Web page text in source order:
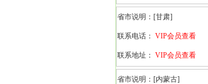
省市说明： [甘肃]
联系电话： VIP会员查看
联系地址： VIP会员查看
省市说明： [内蒙古]